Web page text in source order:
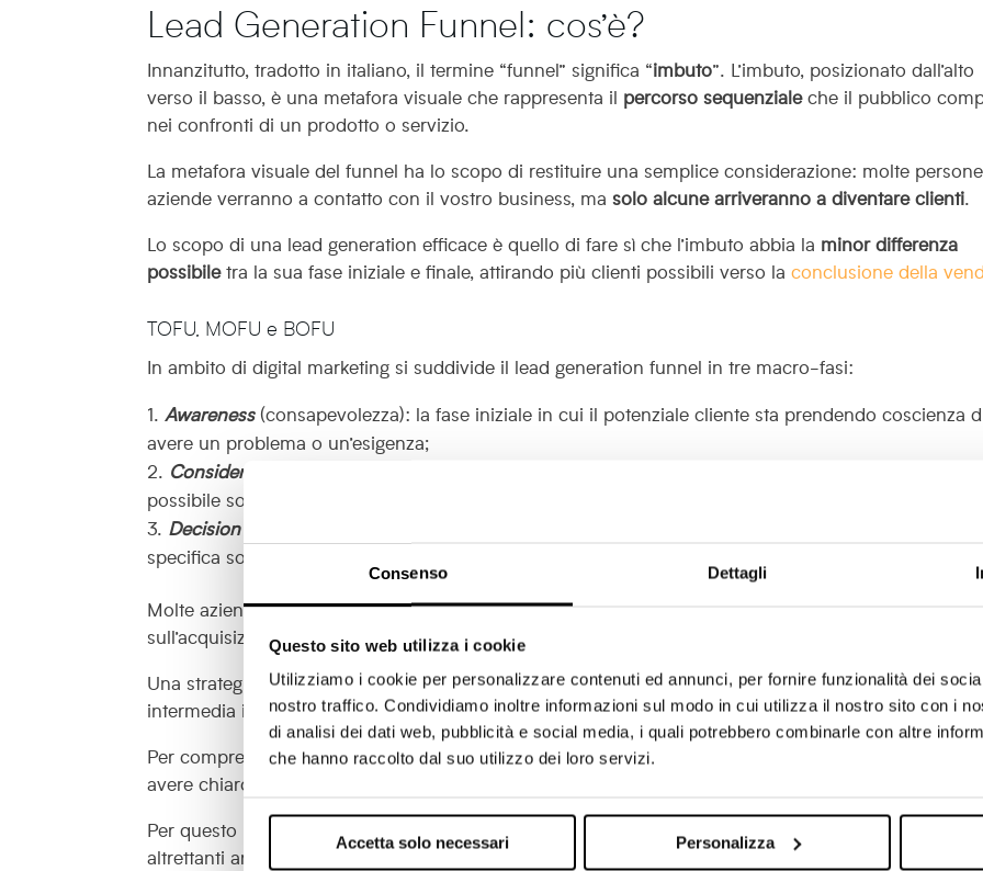
Consenso Dettagli
Questo sito web utilizza i cookie
Utilizziamo i cookie per personalizzare contenuti ed annunci, per fornire funzionalità dei
nostro traffico. Condividiamo inoltre informazioni sul modo in cui utilizza il nostro sito con i
di analisi dei dati web, pubblicità e social media, i quali potrebbero combinarle con altre
che hanno raccolto dal suo utilizzo dei loro servizi.
Accetta solo necessari Personalizza
Lead Generation Funnel: cos’è?
Innanzitutto, tradotto in italiano, il termine “funnel” significa “imbuto”. L’imbuto, posizionato dall’alto
verso il basso, è una metafora visuale che rappresenta il percorso sequenzialeche il pubblico
nei confronti di un prodotto o servizio.
La metafora visuale del funnel ha lo scopo di restituire una semplice considerazione: molte
aziende verranno a contatto con il vostro business, masolo alcune arriveranno a diventare clienti.
Lo scopo di una lead generation efficace è quello di fare sì che l’imbuto abbia la minor differenza
possibiletra la sua fase iniziale e finale, attirando più clienti possibili verso laconclusione della
TOFU, MOFU e BOFU
In ambito di digital marketing si suddivide il lead generation funnel in tre macro-fasi:
Awareness(consapevolezza): la fase iniziale in cui il potenziale cliente sta prendendo coscienza
avere un problema o un’esigenza;
Consideration
possibile soluzione, rappresentata dal prodotto o servizio;
Decision(decisione): la fase finale in cui il potenziale cliente compie una decisione su quale
specifica soluzione adottare.
Molte aziende commettono unerrorecomune: si concentrano esclusivamente sulla fase finale,
sull’acquisizione diretta di nuovi clienti, trascurando il naturale percorso di conversione.
Una strategia di digital marketing ben costruita non può infatti prescindere dall’awareness, né dalla
intermedia in cui si matura una relazione con i prospect grazie allacondivisione di contenutidi
Per comprendere come mettere in atto un processo efficace di lead generation dobbiamo dunque
avere chiaro quali sono gli
Per questo motivo abbiamo analizzato nel dettaglio le
tre macro-fasi
del lead generation funnel in
altrettanti articoli di approfondimento: